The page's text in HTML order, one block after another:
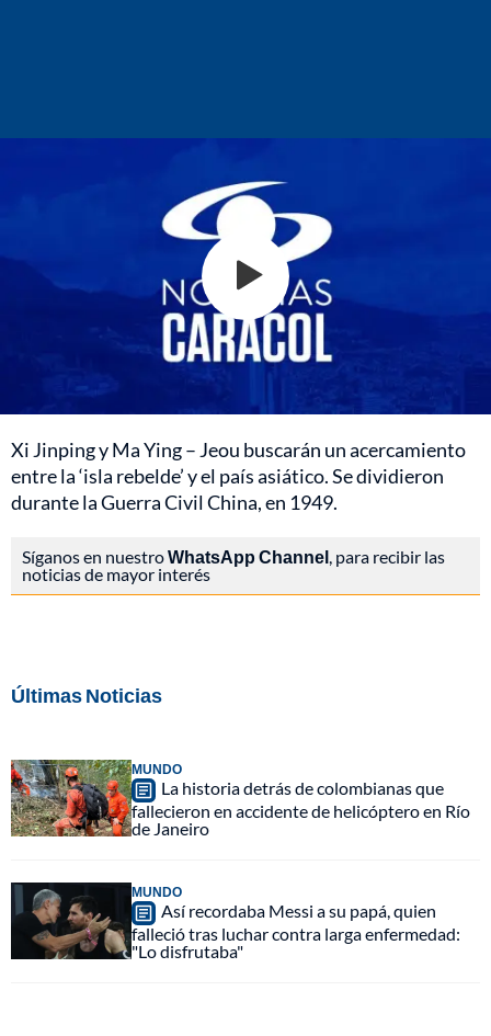
Xi Jinping y Ma Ying – Jeou buscarán un acercamiento
entre la ‘isla rebelde’ y el país asiático. Se dividieron
durante la Guerra Civil China, en 1949.
Síganos en nuestroWhatsApp Channel , para recibir las
noticias de mayor interés
Últimas Noticias
MUNDO
La historia detrás de colombianas que
fallecieron en accidente de helicóptero en Río
de Janeiro
MUNDO
Así recordaba Messi a su papá, quien
falleció tras luchar contra larga enfermedad:
"Lo disfrutaba"